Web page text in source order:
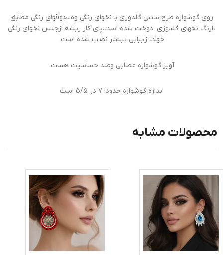
روی گوشواره طرح سنتی گلدوزی با نخهای رنگی ومنجوقهای رنگی مطابق
بارنگ نخهای گلدوزی ،دوخت شده است.پای کار ریشه ازجنس نخهای رنگی
جهت زیبایی بیشتر نصب شده است.
آویز گوشواره عصایی وضد حساسیت هست.
اندازه گوشواره حدودا 7 در 5/5 است
محصولات مشابه